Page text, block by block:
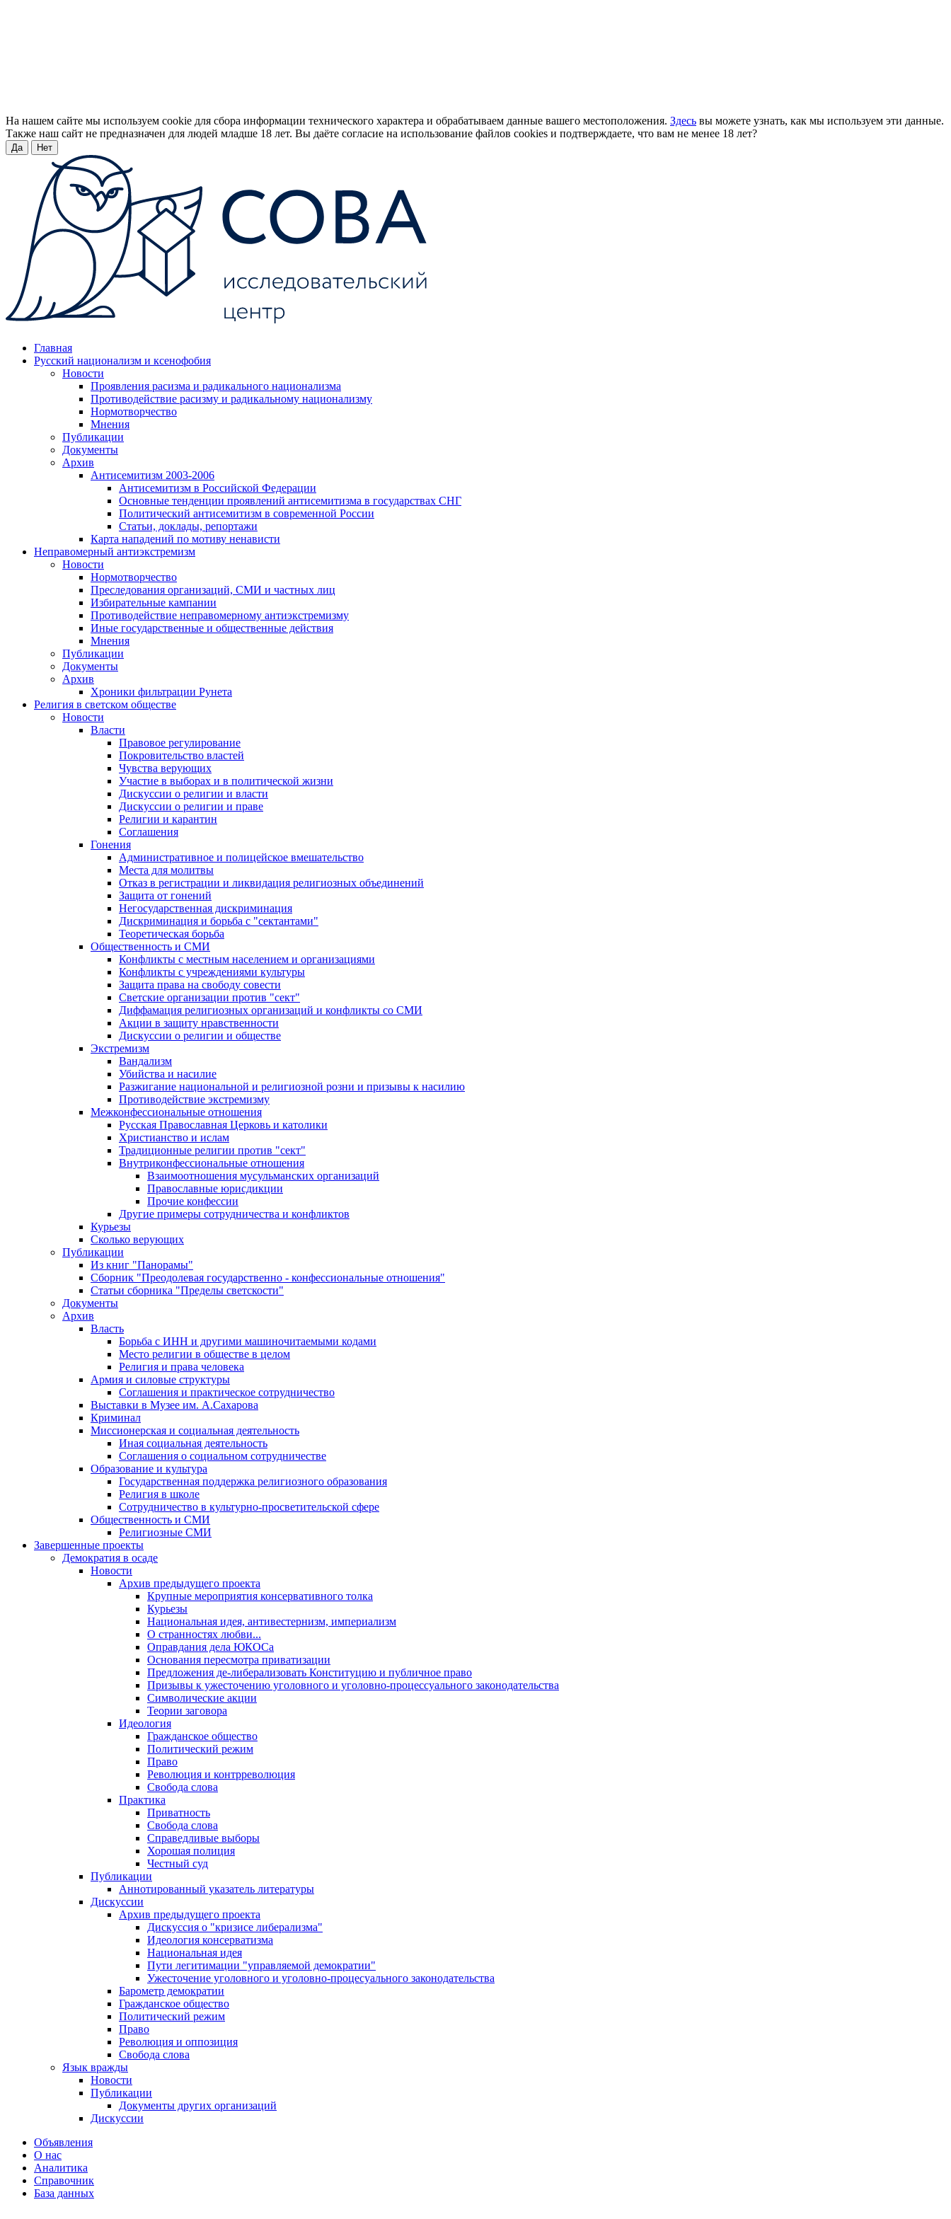
На нашем сайте мы используем cookie для сбора информации технического характера и обрабатываем данные вашего местоположения. Здесь вы можете узнать, как мы используем эти данные.
Также наш сайт не предназначен для людей младше 18 лет. Вы даёте согласие на использование файлов cookies и подтверждаете, что вам не менее 18 лет?
Да Нет
Главная
Русский национализм и ксенофобия
Новости
Проявления расизма и радикального национализма
Противодействие расизму и радикальному национализму
Нормотворчество
Мнения
Публикации
Документы
Архив
Антисемитизм 2003-2006
Антисемитизм в Российской Федерации
Основные тенденции проявлений антисемитизма в государствах СНГ
Политический антисемитизм в современной России
Статьи, доклады, репортажи
Карта нападений по мотиву ненависти
Неправомерный антиэкстремизм
Новости
Нормотворчество
Преследования организаций, СМИ и частных лиц
Избирательные кампании
Противодействие неправомерному антиэкстремизму
Иные государственные и общественные действия
Мнения
Публикации
Документы
Архив
Хроники фильтрации Рунета
Религия в светском обществе
Новости
Власти
Правовое регулирование
Покровительство властей
Чувства верующих
Участие в выборах и в политической жизни
Дискуссии о религии и власти
Дискуссии о религии и праве
Религии и карантин
Соглашения
Гонения
Административное и полицейское вмешательство
Места для молитвы
Отказ в регистрации и ликвидация религиозных объединений
Защита от гонений
Негосударственная дискриминация
Дискриминация и борьба с "сектантами"
Теоретическая борьба
Общественность и СМИ
Конфликты с местным населением и организациями
Конфликты с учреждениями культуры
Защита права на свободу совести
Светские организации против "сект"
Диффамация религиозных организаций и конфликты со СМИ
Акции в защиту нравственности
Дискуссии о религии и обществе
Экстремизм
Вандализм
Убийства и насилие
Разжигание национальной и религиозной розни и призывы к насилию
Противодействие экстремизму
Межконфессиональные отношения
Русская Православная Церковь и католики
Христианство и ислам
Традиционные религии против "сект"
Внутриконфессиональные отношения
Взаимоотношения мусульманских организаций
Православные юрисдикции
Прочие конфессии
Другие примеры сотрудничества и конфликтов
Курьезы
Сколько верующих
Публикации
Из книг "Панорамы"
Сборник "Преодолевая государственно - конфессиональные отношения"
Статьи сборника "Пределы светскости"
Документы
Архив
Власть
Борьба с ИНН и другими машиночитаемыми кодами
Место религии в обществе в целом
Религия и права человека
Армия и силовые структуры
Соглашения и практическое сотрудничество
Выставки в Музее им. А.Сахарова
Криминал
Миссионерская и социальная деятельность
Иная социальная деятельность
Соглашения о социальном сотрудничестве
Образование и культура
Государственная поддержка религиозного образования
Религия в школе
Сотрудничество в культурно-просветительской сфере
Общественность и СМИ
Религиозные СМИ
Завершенные проекты
Демократия в осаде
Новости
Архив предыдущего проекта
Крупные мероприятия консервативного толка
Курьезы
Национальная идея, антивестернизм, империализм
О странностях любви...
Оправдания дела ЮКОСа
Основания пересмотра приватизации
Предложения де-либерализовать Конституцию и публичное право
Призывы к ужесточению уголовного и уголовно-процессуального законодательства
Символические акции
Теории заговора
Идеология
Гражданское общество
Политический режим
Право
Революция и контрреволюция
Свобода слова
Практика
Приватность
Свобода слова
Справедливые выборы
Хорошая полиция
Честный суд
Публикации
Аннотированный указатель литературы
Дискуссии
Архив предыдущего проекта
Дискуссия о "кризисе либерализма"
Идеология консерватизма
Национальная идея
Пути легитимации "управляемой демократии"
Ужесточение уголовного и уголовно-процесуального законодательства
Барометр демократии
Гражданское общество
Политический режим
Право
Революция и оппозиция
Свобода слова
Язык вражды
Новости
Публикации
Документы других организаций
Дискуссии
Объявления
О нас
Аналитика
Справочник
База данных